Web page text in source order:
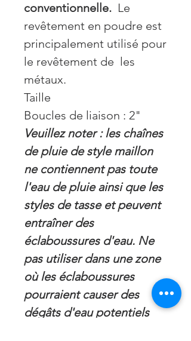
conventionnelle. Le
revêtement en poudre est
principalement utilisé pour
le revêtement de les
métaux.
Taille
Boucles de liaison : 2"
Veuillez noter : les chaînes
de pluie de style maillon
ne contiennent pas toute
l'eau de pluie ainsi que les
styles de tasse et peuvent
entraîner des
éclaboussures d'eau. Ne
pas utiliser dans une zone
où les éclaboussures
pourraient causer des
dégâts d'eau potentiels